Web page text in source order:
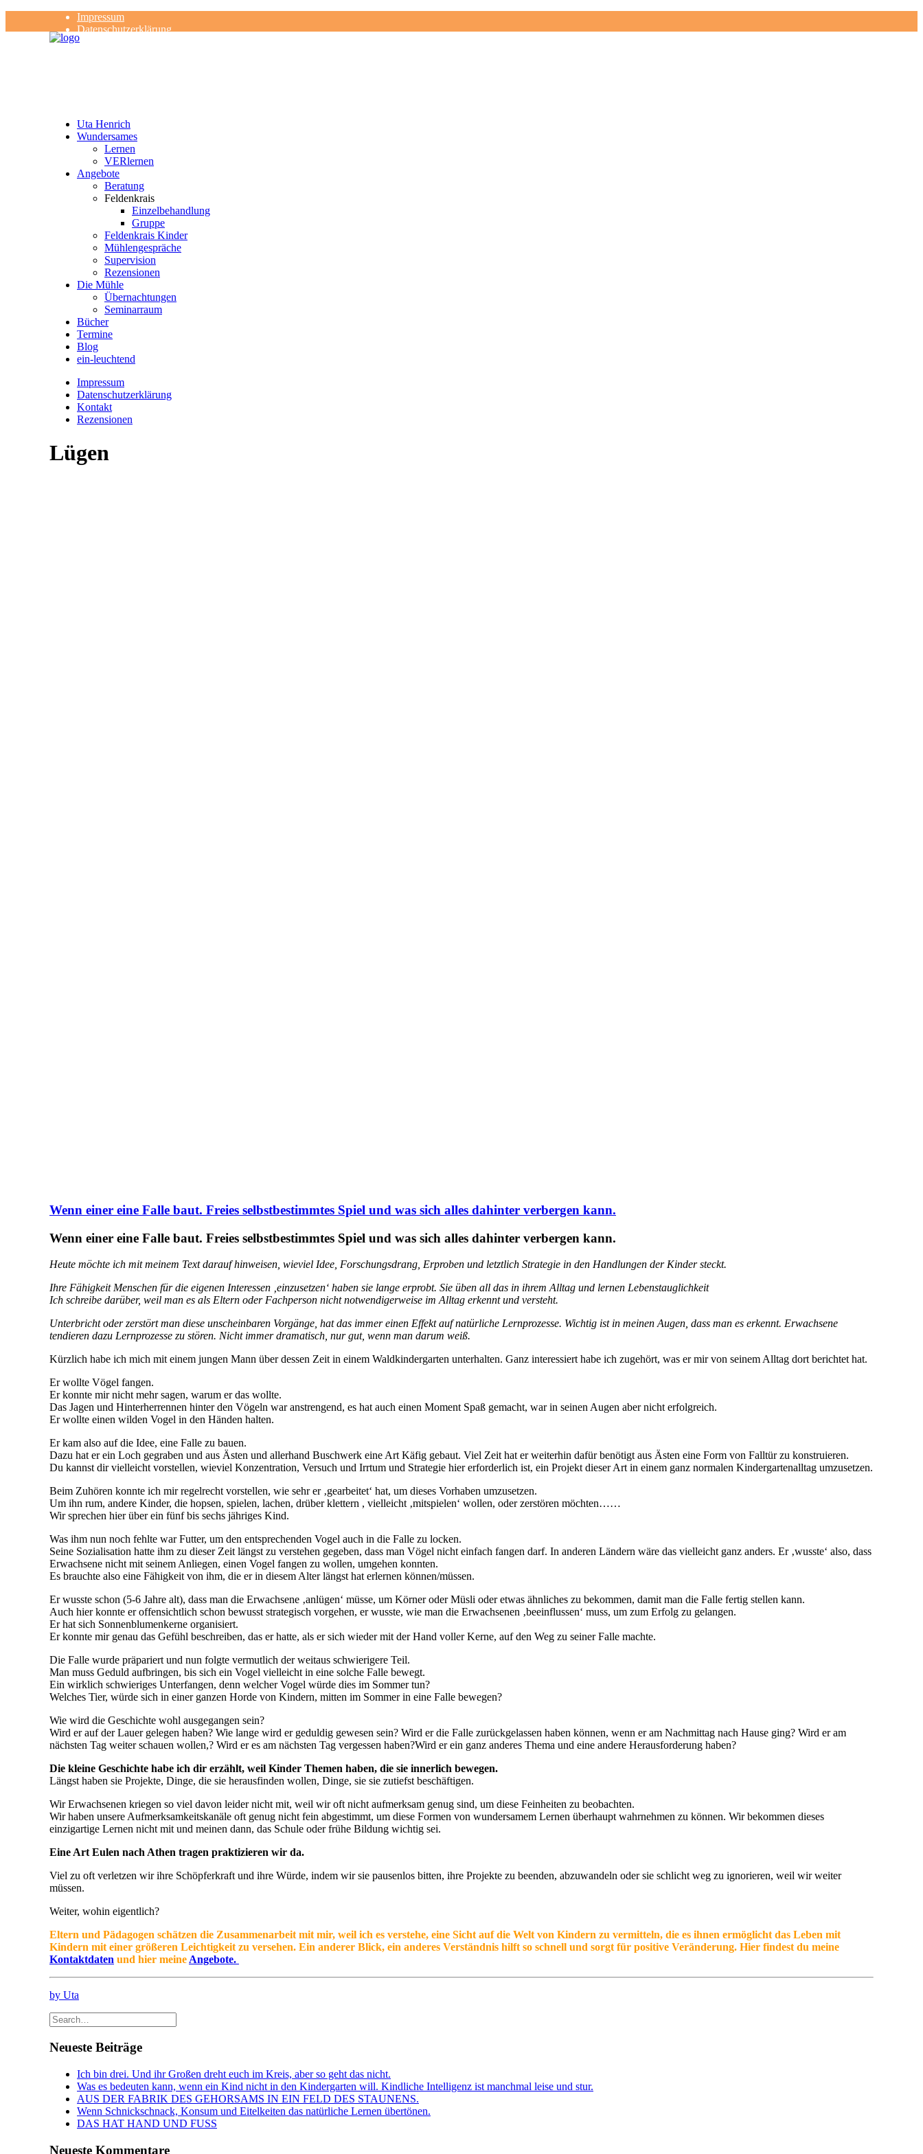
Impressum
Datenschutzerklärung
Kontakt
Uta Henrich
Wundersames
Lernen
VERlernen
Angebote
Beratung
Feldenkrais
Einzelbehandlung
Gruppe
Feldenkrais Kinder
Mühlengespräche
Supervision
Rezensionen
Die Mühle
Übernachtungen
Seminarraum
Bücher
Termine
Blog
ein-leuchtend
Impressum
Datenschutzerklärung
Kontakt
Rezensionen
Lügen
Wenn einer eine Falle baut. Freies selbstbestimmtes Spiel und was sich alles dahinter verbergen kann.
Wenn einer eine Falle baut. Freies selbstbestimmtes Spiel und was sich alles dahinter verbergen kann.
Heute möchte ich mit meinem Text darauf hinweisen, wieviel Idee, Forschungsdrang, Erproben und letztlich Strategie in den Handlungen der Kinder steckt.
Ihre Fähigkeit Menschen für die eigenen Interessen ‚einzusetzen‘ haben sie lange erprobt. Sie üben all das in ihrem Alltag und lernen Lebenstauglichkeit
Ich schreibe darüber, weil man es als Eltern oder Fachperson nicht notwendigerweise im Alltag erkennt und versteht.
Unterbricht oder zerstört man diese unscheinbaren Vorgänge, hat das immer einen Effekt auf natürliche Lernprozesse. Wichtig ist in meinen Augen, dass man es erkennt. Erwachsene
tendieren dazu Lernprozesse zu stören. Nicht immer dramatisch, nur gut, wenn man darum weiß.
Kürzlich habe ich mich mit einem jungen Mann über dessen Zeit in einem Waldkindergarten unterhalten. Ganz interessiert habe ich zugehört, was er mir von seinem Alltag dort berichtet hat.
Er wollte Vögel fangen.
Er konnte mir nicht mehr sagen, warum er das wollte.
Das Jagen und Hinterherrennen hinter den Vögeln war anstrengend, es hat auch einen Moment Spaß gemacht, war in seinen Augen aber nicht erfolgreich.
Er wollte einen wilden Vogel in den Händen halten.
Er kam also auf die Idee, eine Falle zu bauen.
Dazu hat er ein Loch gegraben und aus Ästen und allerhand Buschwerk eine Art Käfig gebaut. Viel Zeit hat er weiterhin dafür benötigt aus Ästen eine Form von Falltür zu konstruieren.
Du kannst dir vielleicht vorstellen, wieviel Konzentration, Versuch und Irrtum und Strategie hier erforderlich ist, ein Projekt dieser Art in einem ganz normalen Kindergartenalltag umzusetzen.
Beim Zuhören konnte ich mir regelrecht vorstellen, wie sehr er ‚gearbeitet‘ hat, um dieses Vorhaben umzusetzen.
Um ihn rum, andere Kinder, die hopsen, spielen, lachen, drüber klettern , vielleicht ‚mitspielen‘ wollen, oder zerstören möchten……
Wir sprechen hier über ein fünf bis sechs jähriges Kind.
Was ihm nun noch fehlte war Futter, um den entsprechenden Vogel auch in die Falle zu locken.
Seine Sozialisation hatte ihm zu dieser Zeit längst zu verstehen gegeben, dass man Vögel nicht einfach fangen darf. In anderen Ländern wäre das vielleicht ganz anders. Er ‚wusste‘ also, dass
Erwachsene nicht mit seinem Anliegen, einen Vogel fangen zu wollen, umgehen konnten.
Es brauchte also eine Fähigkeit von ihm, die er in diesem Alter längst hat erlernen können/müssen.
Er wusste schon (5-6 Jahre alt), dass man die Erwachsene ‚anlügen‘ müsse, um Körner oder Müsli oder etwas ähnliches zu bekommen, damit man die Falle fertig stellen kann.
Auch hier konnte er offensichtlich schon bewusst strategisch vorgehen, er wusste, wie man die Erwachsenen ‚beeinflussen‘ muss, um zum Erfolg zu gelangen.
Er hat sich Sonnenblumenkerne organisiert.
Er konnte mir genau das Gefühl beschreiben, das er hatte, als er sich wieder mit der Hand voller Kerne, auf den Weg zu seiner Falle machte.
Die Falle wurde präpariert und nun folgte vermutlich der weitaus schwierigere Teil.
Man muss Geduld aufbringen, bis sich ein Vogel vielleicht in eine solche Falle bewegt.
Ein wirklich schwieriges Unterfangen, denn welcher Vogel würde dies im Sommer tun?
Welches Tier, würde sich in einer ganzen Horde von Kindern, mitten im Sommer in eine Falle bewegen?
Wie wird die Geschichte wohl ausgegangen sein?
Wird er auf der Lauer gelegen haben? Wie lange wird er geduldig gewesen sein? Wird er die Falle zurückgelassen haben können, wenn er am Nachmittag nach Hause ging? Wird er am
nächsten Tag weiter schauen wollen,? Wird er es am nächsten Tag vergessen haben?Wird er ein ganz anderes Thema und eine andere Herausforderung haben?
Die kleine Geschichte habe ich dir erzählt, weil Kinder Themen haben, die sie innerlich bewegen.
Längst haben sie Projekte, Dinge, die sie herausfinden wollen, Dinge, sie sie zutiefst beschäftigen.
Wir Erwachsenen kriegen so viel davon leider nicht mit, weil wir oft nicht aufmerksam genug sind, um diese Feinheiten zu beobachten.
Wir haben unsere Aufmerksamkeitskanäle oft genug nicht fein abgestimmt, um diese Formen von wundersamem Lernen überhaupt wahrnehmen zu können. Wir bekommen dieses
einzigartige Lernen nicht mit und meinen dann, das Schule oder frühe Bildung wichtig sei.
Eine Art Eulen nach Athen tragen praktizieren wir da.
Viel zu oft verletzen wir ihre Schöpferkraft und ihre Würde, indem wir sie pausenlos bitten, ihre Projekte zu beenden, abzuwandeln oder sie schlicht weg zu ignorieren, weil wir weiter
müssen.
Weiter, wohin eigentlich?
Eltern und Pädagogen schätzen die Zusammenarbeit mit mir, weil ich es verstehe, eine Sicht auf die Welt von Kindern zu vermitteln, die es ihnen ermöglicht das Leben mit
Kindern mit einer größeren Leichtigkeit zu versehen. Ein anderer Blick, ein anderes Verständnis hilft so schnell und sorgt für positive Veränderung. Hier findest du meine
Kontaktdaten und hier meine Angebote.
by Uta
Neueste Beiträge
Ich bin drei. Und ihr Großen dreht euch im Kreis, aber so geht das nicht.
Was es bedeuten kann, wenn ein Kind nicht in den Kindergarten will. Kindliche Intelligenz ist manchmal leise und stur.
AUS DER FABRIK DES GEHORSAMS IN EIN FELD DES STAUNENS.
Wenn Schnickschnack, Konsum und Eitelkeiten das natürliche Lernen übertönen.
DAS HAT HAND UND FUSS
Neueste Kommentare